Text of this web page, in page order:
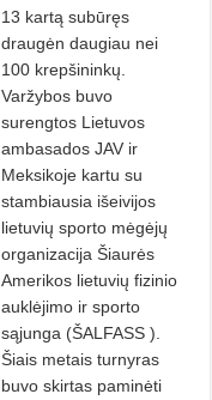
13 kartą subūręs
draugėn daugiau nei
100 krepšininkų.
Varžybos buvo
surengtos Lietuvos
ambasados JAV ir
Meksikoje kartu su
stambiausia išeivijos
lietuvių sporto mėgėjų
organizacija Šiaurės
Amerikos lietuvių fizinio
auklėjimo ir sporto
sąjunga (ŠALFASS ).
Šiais metais turnyras
buvo skirtas paminėti